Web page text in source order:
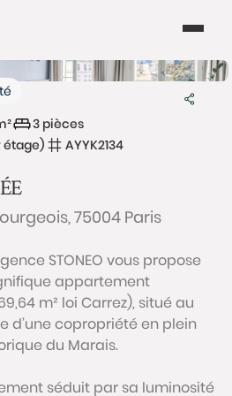
3 pièces
étage)
AYYK2134
75004 Paris
STONEO vous propose
appartement
m² loi Carrez), situé au
d’une copropriété en plein
du Marais.
séduit par sa luminosité